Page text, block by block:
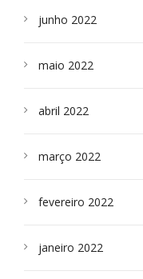
junho 2022
maio 2022
abril 2022
março 2022
fevereiro 2022
janeiro 2022